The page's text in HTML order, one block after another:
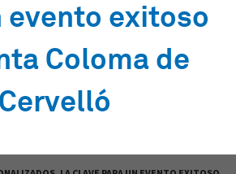
evento exitoso
Coloma de
Cervelló